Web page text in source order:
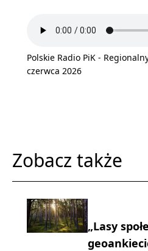
Polskie Radio PiK -
czerwca 2026
Zobacz także
„Lasy